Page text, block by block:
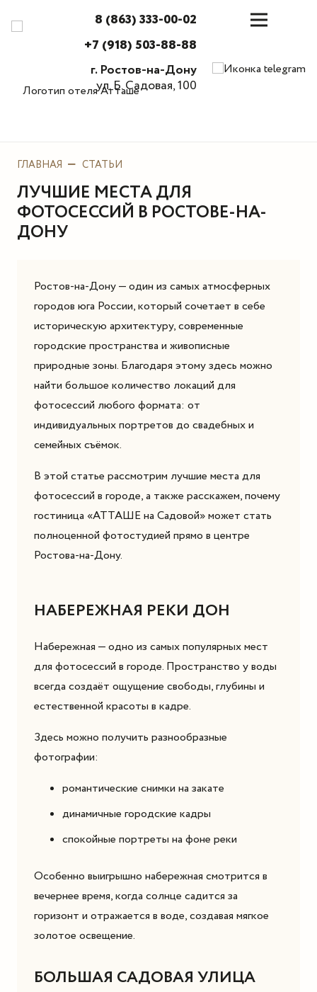
8 (863) 333-00-02
+7 (918) 503-88-88
г. Ростов-на-Дону
ул. Б. Садовая, 100
ГЛАВНАЯ СТАТЬИ
ЛУЧШИЕ МЕСТА ДЛЯ
ФОТОСЕССИЙ В РОСТОВЕ-НА-
ДОНУ
Ростов-на-Дону — один из самых атмосферных
городов юга России, который сочетает в себе
историческую архитектуру, современные
городские пространства и живописные
природные зоны. Благодаря этому здесь можно
найти большое количество локаций для
фотосессий любого формата: от
индивидуальных портретов до свадебных и
семейных съёмок.
В этой статье рассмотрим лучшие места для
фотосессий в городе, а также расскажем, почему
гостиница «АТТАШЕ на Садовой» может стать
полноценной фотостудией прямо в центре
Ростова-на-Дону.
НАБЕРЕЖНАЯ РЕКИ ДОН
Набережная — одно из самых популярных мест
для фотосессий в городе. Пространство у воды
всегда создаёт ощущение свободы, глубины и
естественной красоты в кадре.
Здесь можно получить разнообразные
фотографии:
романтические снимки на закате
динамичные городские кадры
спокойные портреты на фоне реки
Особенно выигрышно набережная смотрится в
вечернее время, когда солнце садится за
горизонт и отражается в воде, создавая мягкое
золотое освещение.
БОЛЬШАЯ САДОВАЯ УЛИЦА